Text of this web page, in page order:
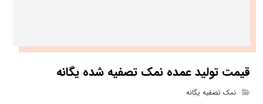
قیمت تولید عمده نمک تصفیه شده یگانه
نمک تصفیه یگانه